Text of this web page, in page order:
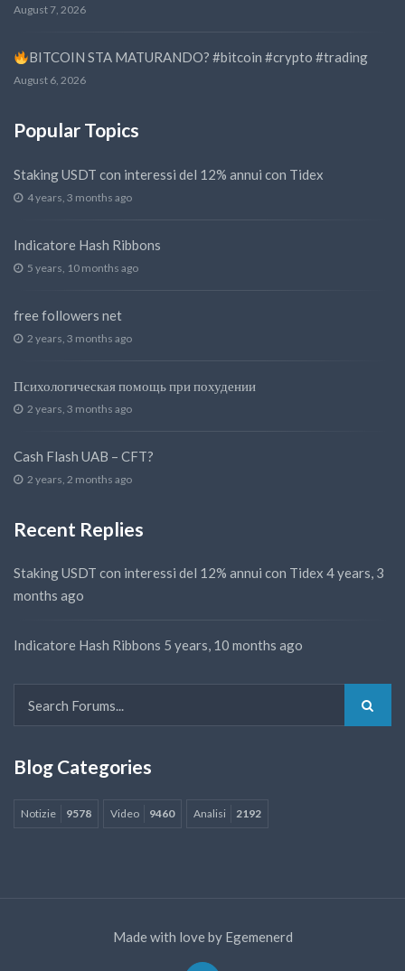
August 7, 2026
BITCOIN STA MATURANDO? #bitcoin #crypto #trading
August 6, 2026
Popular Topics
Staking USDT con interessi del 12% annui con Tidex
4 years, 3 months ago
Indicatore Hash Ribbons
5 years, 10 months ago
free followers net
2 years, 3 months ago
Психологическая помощь при похудении
2 years, 3 months ago
Cash Flash UAB – CFT?
2 years, 2 months ago
Recent Replies
Staking USDT con interessi del 12% annui con Tidex 4 years, 3
months ago
Indicatore Hash Ribbons 5 years, 10 months ago
Blog Categories
Notizie 9578 Video 9460 Analisi 2192
Made with love by Egemenerd